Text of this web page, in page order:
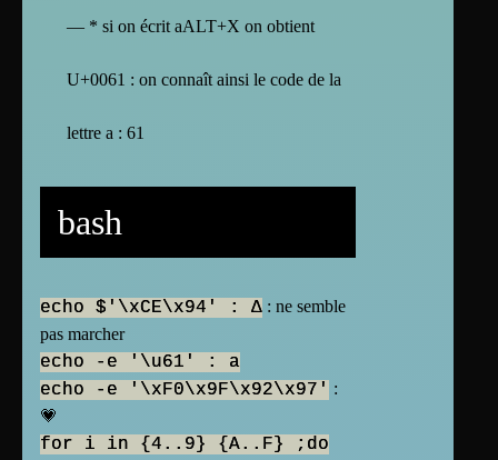
— * si on écrit aALT+X on obtient
U+0061 : on connaît ainsi le code de la
lettre a : 61
bash
echo $'\xCE\x94' : Δ : ne semble
pas marcher
echo -e '\u61' : a
echo -e '\xF0\x9F\x92\x97' :
💗
for i in {4..9} {A..F} ;do